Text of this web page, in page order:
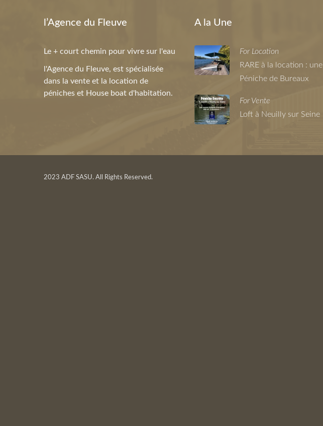
l’Agence du Fleuve
Le + court chemin pour vivre sur l'eau
l'Agence du Fleuve, est spécialisée
dans la vente et la location de
péniches et House boat d'habitation.
A la Une
For Location
RARE à la location : une
Péniche de Bureaux
For Vente
Loft à Neuilly sur Seine
2023 ADF SASU. All Rights Reserved.